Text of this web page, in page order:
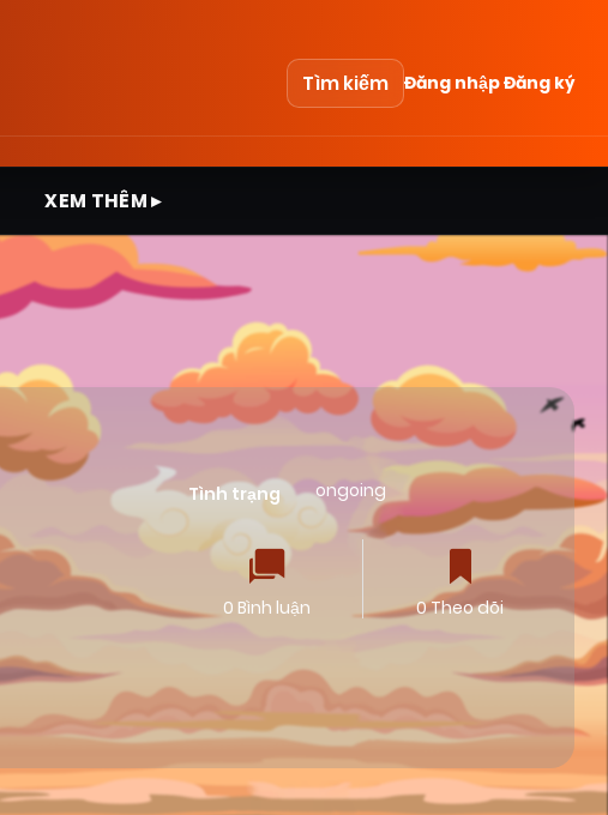
Tìm kiếm Đăng nhậpĐăng ký
XEM THÊM ▸
Tình trạng ongoing
0 Bình luận 0 Theo dõi